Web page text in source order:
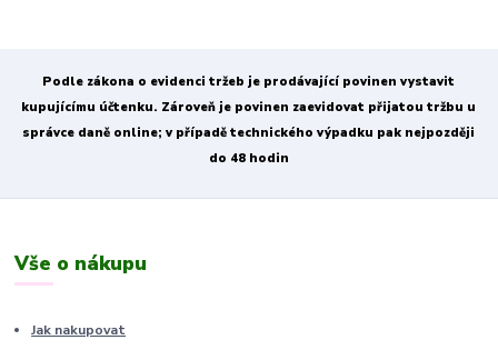
Podle zákona o evidenci tržeb je prodávající povinen vystavit
kupujícímu účtenku. Zároveň je povinen zaevidovat přijatou tržbu u
správce daně online; v případě technického výpadku pak nejpozději
do 48 hodin
Vše o nákupu
Jak nakupovat